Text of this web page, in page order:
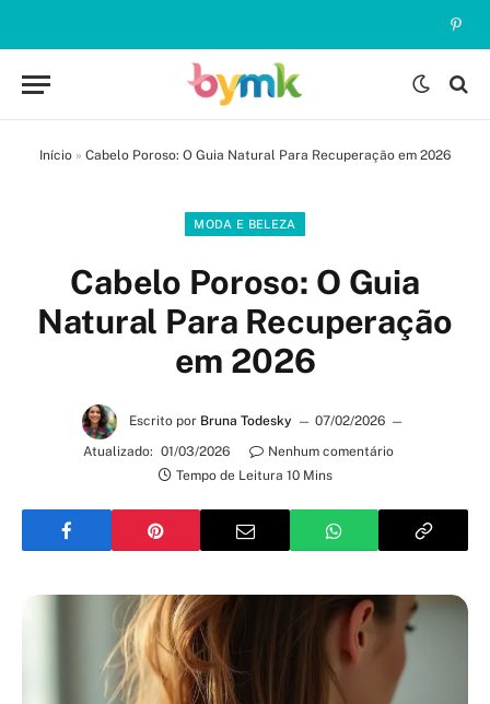
Início » Cabelo Poroso: O Guia Natural Para Recuperação em 2026
MODA E BELEZA
Cabelo Poroso: O Guia
Natural Para Recuperação
em 2026
Escrito por Bruna Todesky
07/02/2026
Atualizado: 01/03/2026
Nenhum comentário
Tempo de Leitura 10 Mins